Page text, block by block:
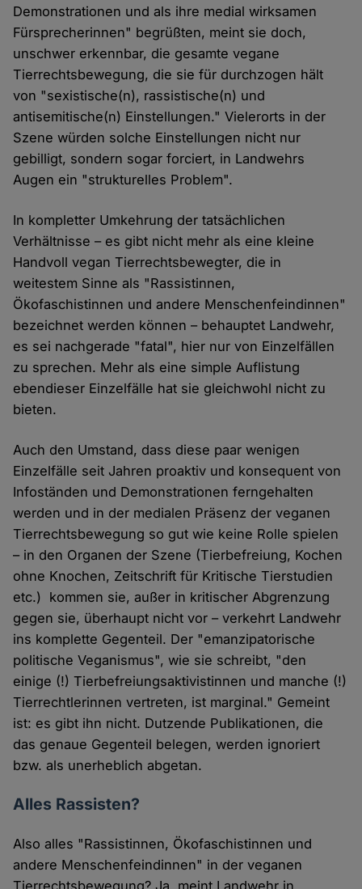
Demonstrationen und als ihre medial wirksamen
Fürsprecherinnen" begrüßten, meint sie doch,
unschwer erkennbar, die gesamte vegane
Tierrechtsbewegung, die sie für durchzogen hält
von "sexistische(n), rassistische(n) und
antisemitische(n) Einstellungen." Vielerorts in der
Szene würden solche Einstellungen nicht nur
gebilligt, sondern sogar forciert, in Landwehrs
Augen ein "strukturelles Problem".
In kompletter Umkehrung der tatsächlichen
Verhältnisse – es gibt nicht mehr als eine kleine
Handvoll vegan Tierrechtsbewegter, die in
weitestem Sinne als "Rassistinnen,
Ökofaschistinnen und andere Menschenfeindinnen"
bezeichnet werden können – behauptet Landwehr,
es sei nachgerade "fatal", hier nur von Einzelfällen
zu sprechen. Mehr als eine simple Auflistung
ebendieser Einzelfälle hat sie gleichwohl nicht zu
bieten.
Auch den Umstand, dass diese paar wenigen
Einzelfälle seit Jahren proaktiv und konsequent von
Infoständen und Demonstrationen ferngehalten
werden und in der medialen Präsenz der veganen
Tierrechtsbewegung so gut wie keine Rolle spielen
– in den Organen der Szene (Tierbefreiung, Kochen
ohne Knochen, Zeitschrift für Kritische Tierstudien
etc.) kommen sie, außer in kritischer Abgrenzung
gegen sie, überhaupt nicht vor – verkehrt Landwehr
ins komplette Gegenteil. Der "emanzipatorische
politische Veganismus", wie sie schreibt, "den
einige (!) Tierbefreiungsaktivistinnen und manche (!)
Tierrechtlerinnen vertreten, ist marginal." Gemeint
ist: es gibt ihn nicht. Dutzende Publikationen, die
das genaue Gegenteil belegen, werden ignoriert
bzw. als unerheblich abgetan.
Alles Rassisten?
Also alles "Rassistinnen, Ökofaschistinnen und
andere Menschenfeindinnen" in der veganen